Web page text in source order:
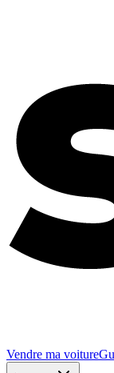
Vendre ma voiture